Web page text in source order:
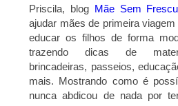
Priscila, blog Mãe Sem
ajudar mães de primeira
educar os filhos de forma
trazendo dicas de
brincadeiras, passeios,
mais. Mostrando como é
nunca abdicou de nada por